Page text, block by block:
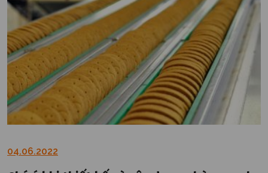
04.06.2022